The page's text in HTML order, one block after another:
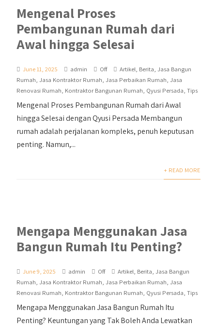
Mengenal Proses
Pembangunan Rumah dari
Awal hingga Selesai
June 11, 2025 admin Off Artikel, Berita,Jasa Bangun
Rumah,Jasa Kontraktor Rumah,Jasa Perbaikan Rumah,Jasa
Renovasi Rumah, Kontraktor Bangunan Rumah, Qyusi Persada,Tips
Mengenal Proses Pembangunan Rumah dari Awal
hingga Selesai dengan Qyusi Persada Membangun
rumah adalah perjalanan kompleks, penuh keputusan
penting. Namun,...
+ READ MORE
Mengapa Menggunakan Jasa
Bangun Rumah Itu Penting?
June 9, 2025 admin Off Artikel, Berita,Jasa Bangun
Rumah,Jasa Kontraktor Rumah,Jasa Perbaikan Rumah,Jasa
Renovasi Rumah, Kontraktor Bangunan Rumah, Qyusi Persada,Tips
Mengapa Menggunakan Jasa Bangun Rumah Itu
Penting? Keuntungan yang Tak Boleh Anda Lewatkan